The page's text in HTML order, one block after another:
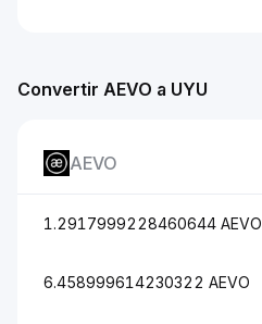
Convertir AEVO a UYU
AEVO
1.2917999228460644 AEVO
6.458999614230322 AEVO